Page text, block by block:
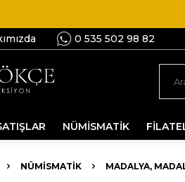
0 535 502 98 82
NÜMİSMATİK
NÜMİSMATİK MADALYA,